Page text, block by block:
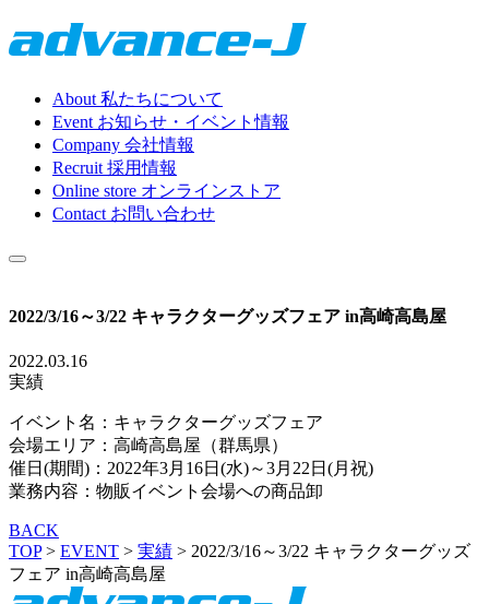
About 私たちについて
Event お知らせ・イベント情報
Company 会社情報
Recruit 採用情報
Online store オンラインストア
Contact お問い合わせ
2022/3/16～3/22 キャラクターグッズフェア in高崎高島屋
2022.03.16
実績
イベント名：キャラクターグッズフェア
会場エリア：高崎高島屋（群馬県）
催日(期間)：2022年3月16日(水)～3月22日(月祝)
業務内容：物販イベント会場への商品卸
BACK
TOP> EVENT > 実績 > 2022/3/16～3/22 キャラクターグッズ
フェア in高崎高島屋